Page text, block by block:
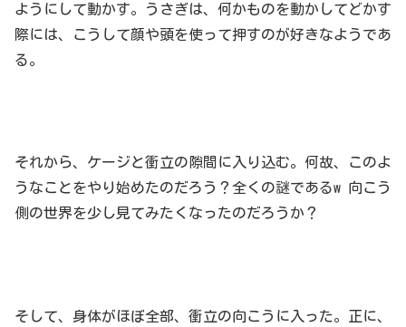
ようにして動かす。うさぎは、何かものを動かしてどかす
際には、こうして顔や頭を使って押すのが好きなようであ
る。
それから、ケージと衝立の隙間に入り込む。何故、このよ
うなことをやり始めたのだろう？全くの謎であるw 向こう
側の世界を少し見てみたくなったのだろうか？
そして、身体がほぼ全部、衝立の向こうに入った。正に、